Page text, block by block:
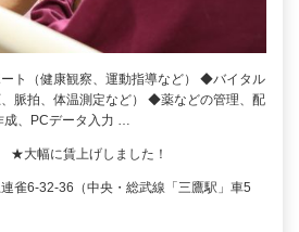
ト（健康観察、運動指導など） ◆バイタル
脈拍、体温測定など） ◆薬などの管理、配
、PCデータ入力 …
★大幅に賃上げしました！
雀6-32-36（中央・総武線「三鷹駅」車5